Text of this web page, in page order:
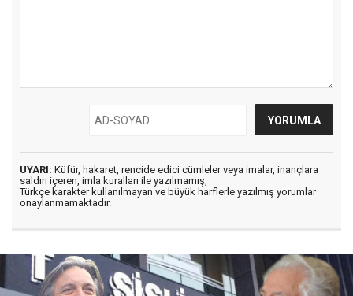
UYARI: Küfür, hakaret, rencide edici cümleler veya imalar, inançlara
saldırı içeren, imla kuralları ile yazılmamış,
Türkçe karakter kullanılmayan ve büyük harflerle yazılmış yorumlar
onaylanmamaktadır.